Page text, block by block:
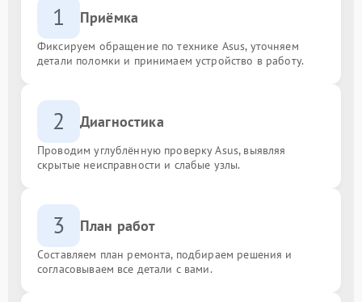
1 Приёмка
Фиксируем обращение по технике Asus, уточняем
детали поломки и принимаем устройство в работу.
2 Диагностика
Проводим углублённую проверку Asus, выявляя
скрытые неисправности и слабые узлы.
3 План работ
Составляем план ремонта, подбираем решения и
согласовываем все детали с вами.